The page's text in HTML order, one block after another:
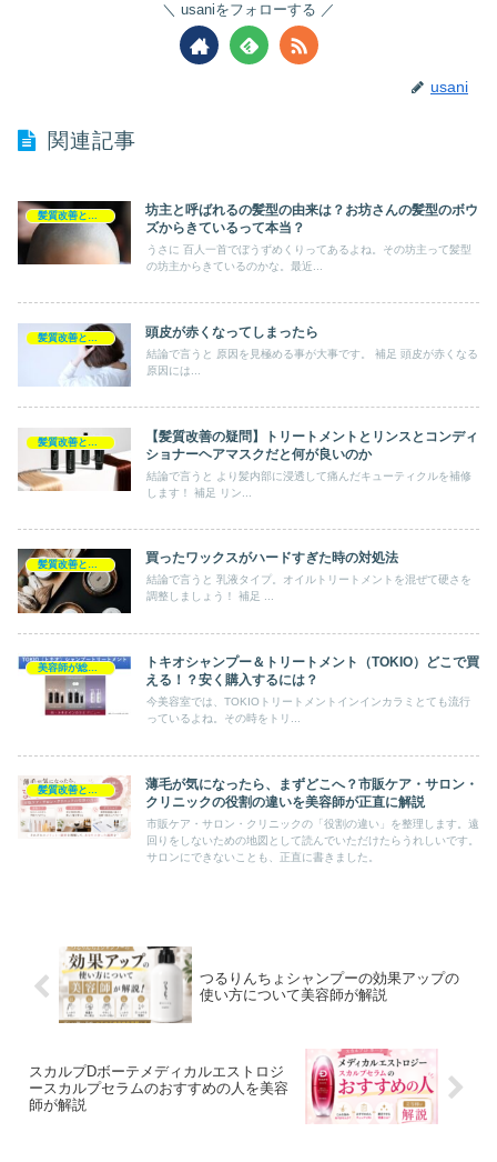
usaniをフォローする
usani
関連記事
坊主と呼ばれるの髪型の由来は？お坊さんの髪型のボウ
ズからきているって本当？
うさに 百人一首でぼうずめくりってあるよね。その坊主って髪型
の坊主からきているのかな。最近...
頭皮が赤くなってしまったら
結論で言うと 原因を見極める事が大事です。 補足 頭皮が赤くなる
原因には...
【髪質改善の疑問】トリートメントとリンスとコンディ
ショナーヘアマスクだと何が良いのか
結論で言うと より髪内部に浸透して痛んだキューティクルを補修
します！ 補足 リン...
買ったワックスがハードすぎた時の対処法
結論で言うと 乳液タイプ。オイルトリートメントを混ぜて硬さを
調整しましょう！ 補足 ...
美容師が総評シャンプー
トキオシャンプー＆トリートメント（TOKIO）どこで買
える！？安く購入するには？
今美容室では、TOKIOトリートメントインインカラミとても流行
っているよね。その時をトリ...
髪質改善とヘアの疑問
薄毛が気になったら、まずどこへ？市販ケア・サロン・
クリニックの役割の違いを美容師が正直に解説
市販ケア・サロン・クリニックの「役割の違い」を整理します。遠
回りをしないための地図として読んでいただけたらうれしいです。
サロンにできないことも、正直に書きました。
つるりんちょシャンプーの効果アップの
使い方について美容師が解説
スカルプDボーテメディカルエストロジ
ースカルプセラムのおすすめの人を美容
師が解説